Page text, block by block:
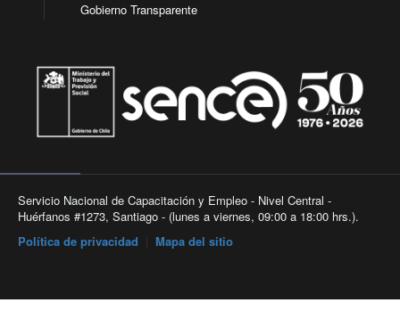
Gobierno Transparente
Servicio Nacional de Capacitación y Empleo - Nivel Central -
Huérfanos #1273, Santiago - (lunes a viernes, 09:00 a 18:00 hrs.).
Política de privacidad
Mapa del sitio